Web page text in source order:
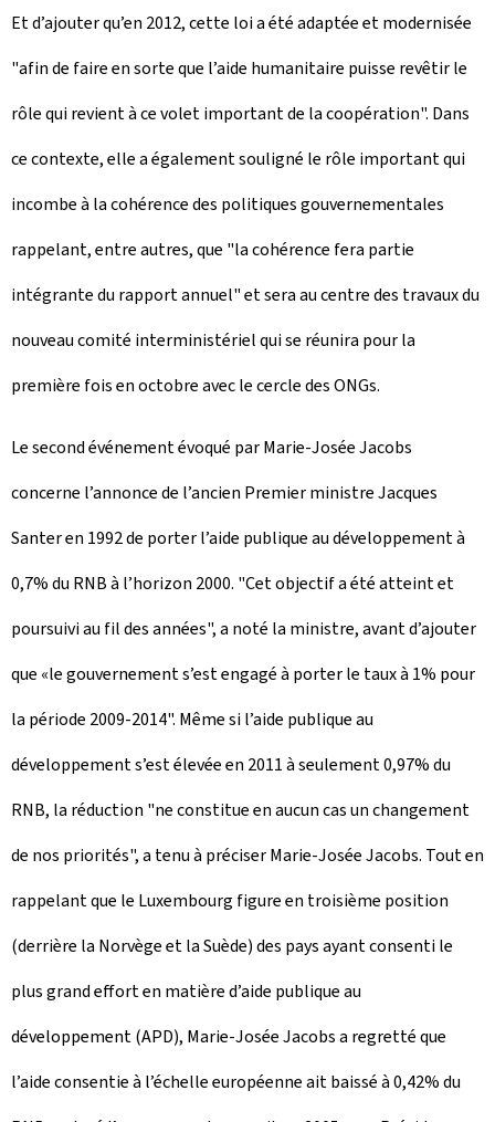
Et d’ajouter qu’en 2012, cette loi a été adaptée et modernisée
"afin de faire en sorte que l’aide humanitaire puisse revêtir le
rôle qui revient à ce volet important de la coopération". Dans
ce contexte, elle a également souligné le rôle important qui
incombe à la cohérence des politiques gouvernementales
rappelant, entre autres, que "la cohérence fera partie
intégrante du rapport annuel" et sera au centre des travaux du
nouveau comité interministériel qui se réunira pour la
première fois en octobre avec le cercle des ONGs.
Le second événement évoqué par Marie-Josée Jacobs
concerne l’annonce de l’ancien Premier ministre Jacques
Santer en 1992 de porter l’aide publique au développement à
0,7% du RNB à l’horizon 2000. "Cet objectif a été atteint et
poursuivi au fil des années", a noté la ministre, avant d’ajouter
que «le gouvernement s’est engagé à porter le taux à 1% pour
la période 2009-2014". Même si l’aide publique au
développement s’est élevée en 2011 à seulement 0,97% du
RNB, la réduction "ne constitue en aucun cas un changement
de nos priorités", a tenu à préciser Marie-Josée Jacobs. Tout en
rappelant que le Luxembourg figure en troisième position
(derrière la Norvège et la Suède) des pays ayant consenti le
plus grand effort en matière d’aide publique au
développement (APD), Marie-Josée Jacobs a regretté que
l’aide consentie à l’échelle européenne ait baissé à 0,42% du